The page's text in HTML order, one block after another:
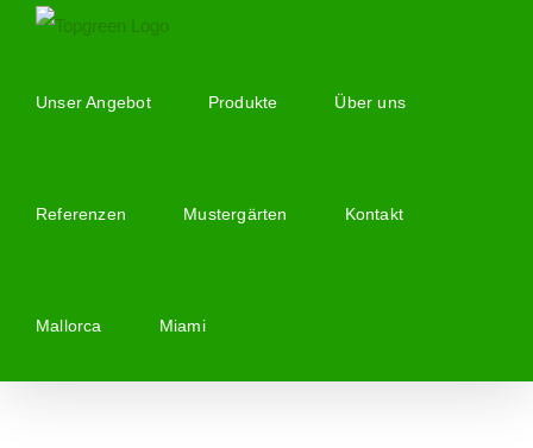
springenUnser Angebot Produkte Über uns
Referenzen Mustergärten Kontakt
Mallorca Miami